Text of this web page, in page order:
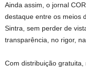
Ainda assim, o jornal
destaque entre os meios
Sintra, sem perder de
transparência, no rigor,
Com distribuição